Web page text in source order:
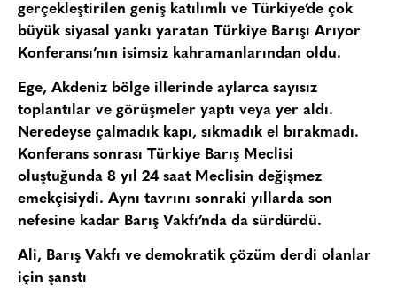
gerçekleştirilen geniş katılımlı ve Türkiye’de çok
büyük siyasal yankı yaratan Türkiye Barışı Arıyor
Konferansı’nın isimsiz kahramanlarından oldu.
Ege, Akdeniz bölge illerinde aylarca sayısız
toplantılar ve görüşmeler yaptı veya yer aldı.
Neredeyse çalmadık kapı, sıkmadık el bırakmadı.
Konferans sonrası Türkiye Barış Meclisi
oluştuğunda 8 yıl 24 saat Meclisin değişmez
emekçisiydi. Aynı tavrını sonraki yıllarda son
nefesine kadar Barış Vakfı’nda da sürdürdü.
Ali, Barış Vakfı ve demokratik çözüm derdi olanlar
için şanstı